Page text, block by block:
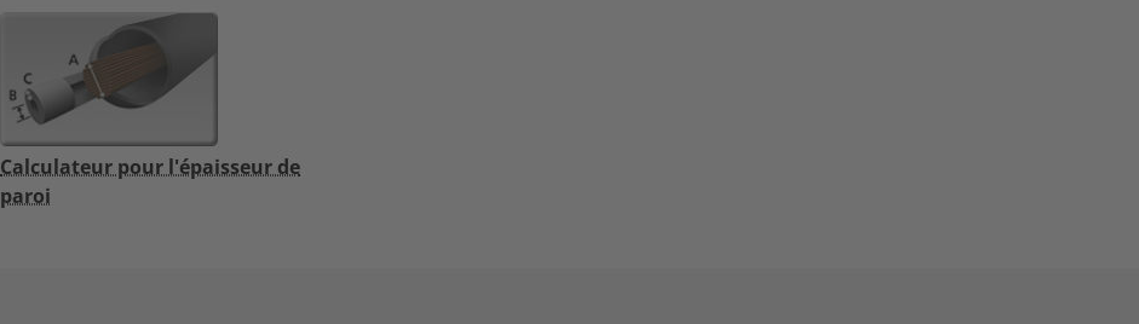
Calculateur pour l'épaisseur de
paroi